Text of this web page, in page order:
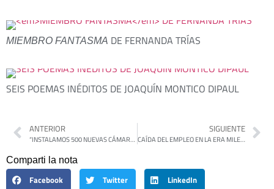
MIEMBRO FANTASMA DE FERNANDA TRÍAS
SEIS POEMAS INÉDITOS DE JOAQUÍN MONTICO DIPAUL
ANTERIOR
“INSTALAMOS 500 NUEVAS CÁMARAS Y CUADRUPLICAMOS EL PATRULLAJE”: SELCI Y FLOR LAMPREABE SE REUNIERON CON VECINOS DE EL LIBERTADOR Y REPASARON LOS AVANCES DE LA GESTIÓN
SIGUIENTE
CAÍDA DEL EMPLEO EN LA ERA MILEI: LAS PROVINCIAS MÁS GOLPEADAS
Comparti la nota
Facebook Twitter LinkedIn